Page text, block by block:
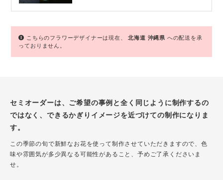
こちらのフラワーデザイナーは現在、北海道 沖縄県 への配送を承
っておりません。
セミオーダーは、ご希望の事例と全く同じように制作するの
ではなく、できるかぎりイメージを近づけての制作になりま
す。
この季節の旬で新鮮なお花を使って制作させていただきますので、色
味や雰囲気が多少異なる可能性があること、予めご了承くださいま
せ。